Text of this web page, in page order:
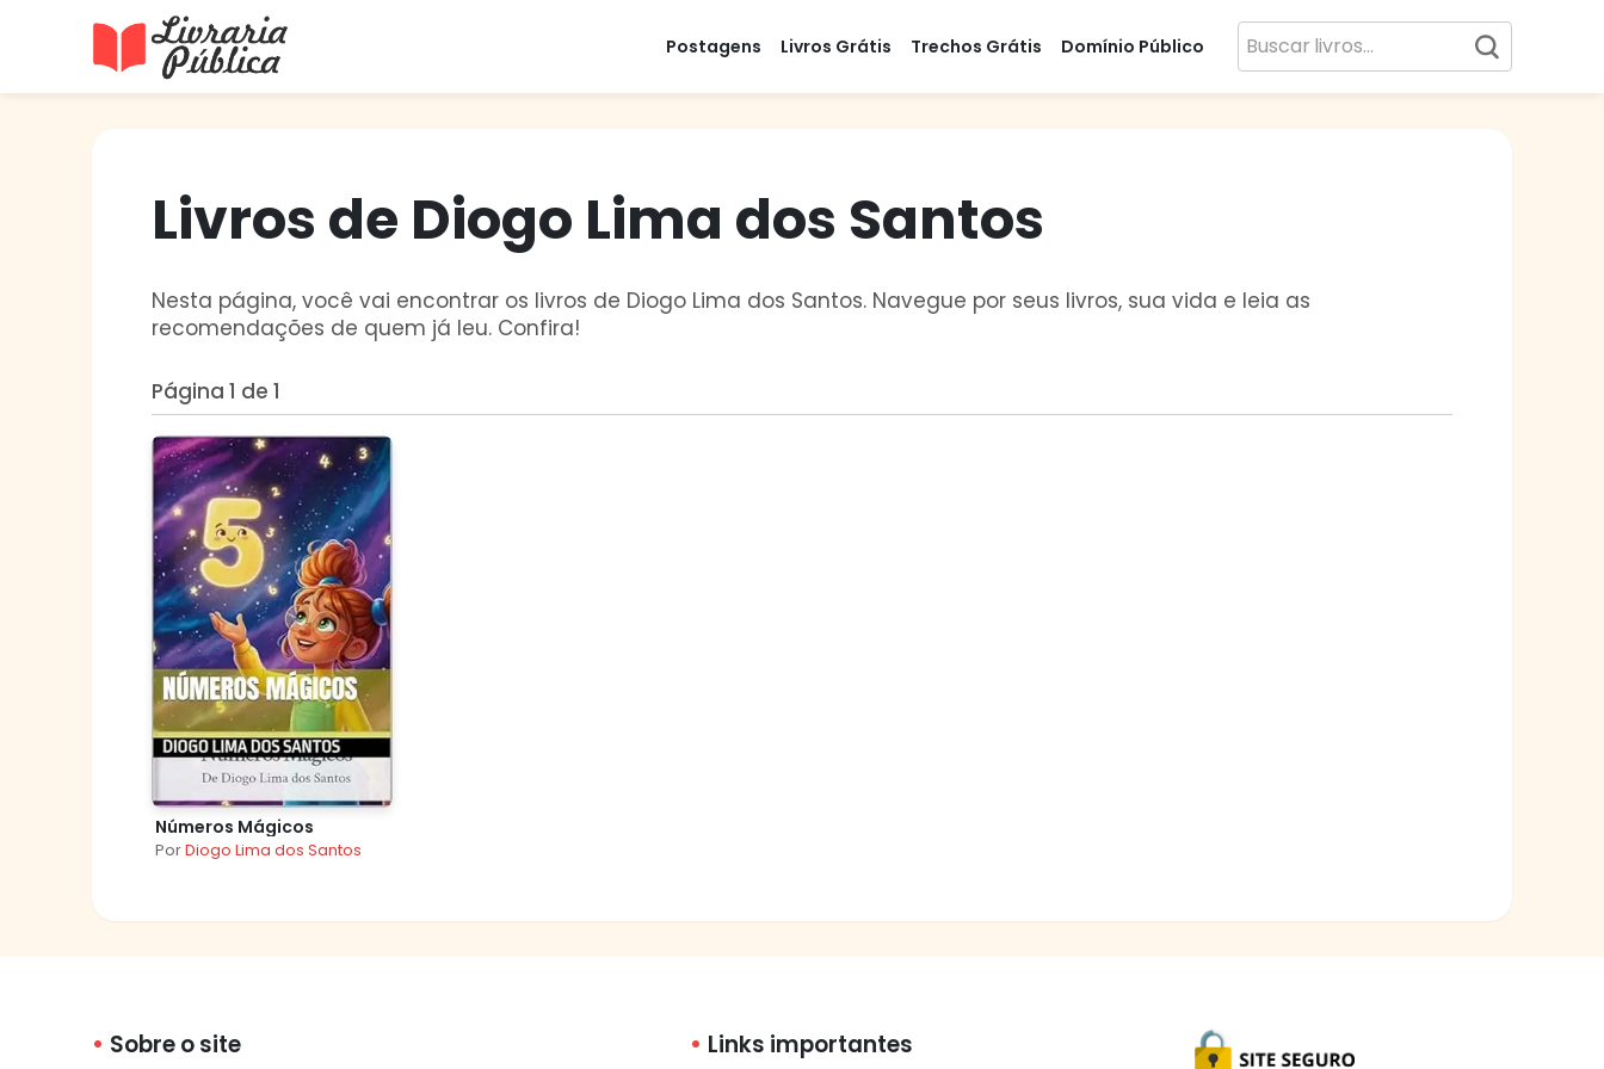
Postagens Livros Grátis Trechos Grátis Domínio Público
Livros de Diogo Lima dos Santos
Nesta página, você vai encontrar os livros de Diogo Lima dos Santos. Navegue por seus livros, sua vida e leia as
recomendações de quem já leu. Confira!
Página 1 de 1
Números Mágicos
PorDiogo Lima dos Santos
Sobre o site Links importantes